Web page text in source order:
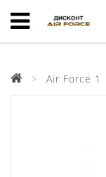
Air Force 1